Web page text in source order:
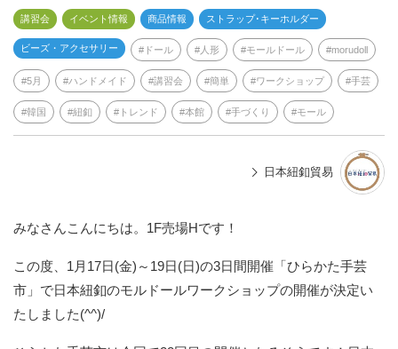
講習会 イベント情報 商品情報 ストラップ･キーホルダー
ビーズ・アクセサリー ドール 人形 モールドール morudoll
5月 ハンドメイド 講習会 簡単 ワークショップ 手芸
韓国 紐釦 トレンド 本館 手づくり モール
日本紐釦貿易
みなさんこんにちは。1F売場Hです！
この度、1月17日(金)～19日(日)の3日間開催「ひらかた手芸
市」で日本紐釦のモルドールワークショップの開催が決定い
たしました(^^)/